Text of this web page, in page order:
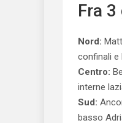
Fra
Nord:
confinali e
Centro:
interne
Sud:
basso